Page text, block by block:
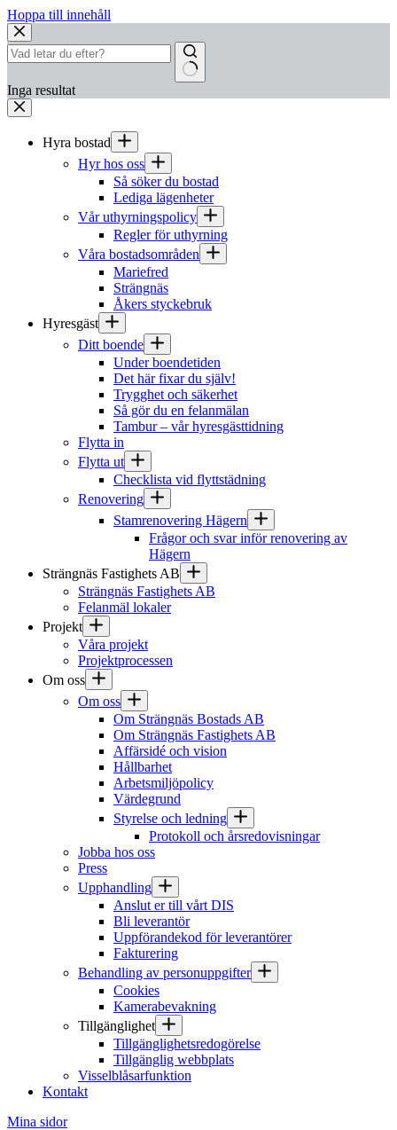
Hoppa till innehåll
Inga resultat
Hyra bostad
Hyr hos oss
Så söker du bostad
Lediga lägenheter
Vår uthyrningspolicy
Regler för uthyrning
Våra bostadsområden
Mariefred
Strängnäs
Åkers styckebruk
Hyresgäst
Ditt boende
Under boendetiden
Det här fixar du själv!
Trygghet och säkerhet
Så gör du en felanmälan
Tambur – vår hyresgästtidning
Flytta in
Flytta ut
Checklista vid flyttstädning
Renovering
Stamrenovering Hägern
Frågor och svar inför renovering av
Hägern
Strängnäs Fastighets AB
Strängnäs Fastighets AB
Felanmäl lokaler
Projekt
Våra projekt
Projektprocessen
Om oss
Om oss
Om Strängnäs Bostads AB
Om Strängnäs Fastighets AB
Affärsidé och vision
Hållbarhet
Arbetsmiljöpolicy
Värdegrund
Styrelse och ledning
Protokoll och årsredovisningar
Jobba hos oss
Press
Upphandling
Anslut er till vårt DIS
Bli leverantör
Uppförandekod för leverantörer
Fakturering
Behandling av personuppgifter
Cookies
Kamerabevakning
Tillgänglighet
Tillgänglighetsredogörelse
Tillgänglig webbplats
Visselblåsarfunktion
Kontakt
Mina sidor